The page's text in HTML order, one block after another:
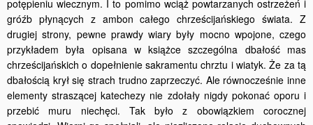
potępieniu wiecznym. I to pomimo wciąż powtarzanych ostrzeżeń i
gróźb płynących z ambon całego chrześcijańskiego świata. Z
drugiej strony, pewne prawdy wiary były mocno wpojone, czego
przykładem była opisana w książce szczególna dbałość mas
chrześcijańskich o dopełnienie sakramentu chrztu i wiatyk. Że za tą
dbałością krył się strach trudno zaprzeczyć. Ale równocześnie inne
elementy straszącej katechezy nie zdołały nigdy pokonać oporu i
przebić muru niechęci. Tak było z obowiązkiem corocznej